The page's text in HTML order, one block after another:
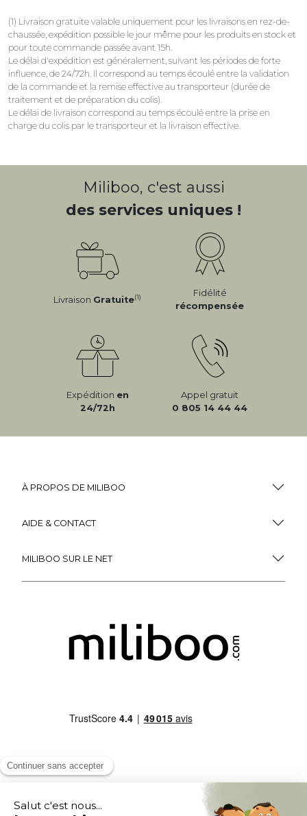
(1) Livraison gratuite valable uniquement pour les livraisons en rez-de-
chaussée, expédition possible le jour même pour les produits en stock et
pour toute commande passée avant 15h.
Le délai d'expédition est généralement, suivant les périodes de forte
influence, de 24/72h. Il correspond au temps écoulé entre la validation
de la commande et la remise effective au transporteur (durée de
traitement et de préparation du colis).
Le délai de livraison correspond au temps écoulé entre la prise en
charge du colis par le transporteur et la livraison effective.
Miliboo, c'est aussi
des services uniques !
Livraison Gratuite(1)
Fidélité
récompensée
Expédition en
24/72h
Appel gratuit
0 805 14 44 44
À PROPOS DE MILIBOO
AIDE & CONTACT
MILIBOO SUR LE NET